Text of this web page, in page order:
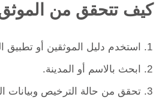
كيف تتحقق من
استخدم دليل الموثقين أو
ابحث بالاسم أو المدينة.
تحقق من حالة الترخيص وبيانات